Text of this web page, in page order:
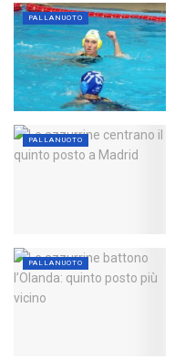
PALLANUOTO
PALLANUOTO
PALLANUOTO